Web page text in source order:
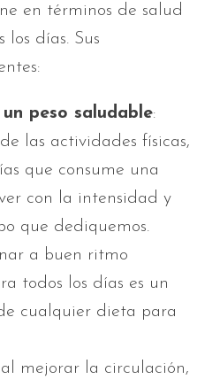
en términos de salud
días. Sus
peso saludable:
las actividades físicas,
que consume una
con la intensidad y
que dediquemos.
a buen ritmo
todos los días es un
cualquier dieta para
mejorar la circulación,